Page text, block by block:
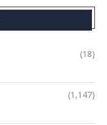
(18)
(1,147)